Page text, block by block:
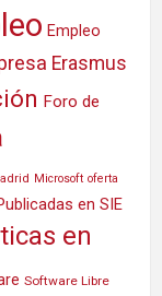
Empleo
Erasmus
Foro de
Microsoft oferta
en SIE
en
Software Libre